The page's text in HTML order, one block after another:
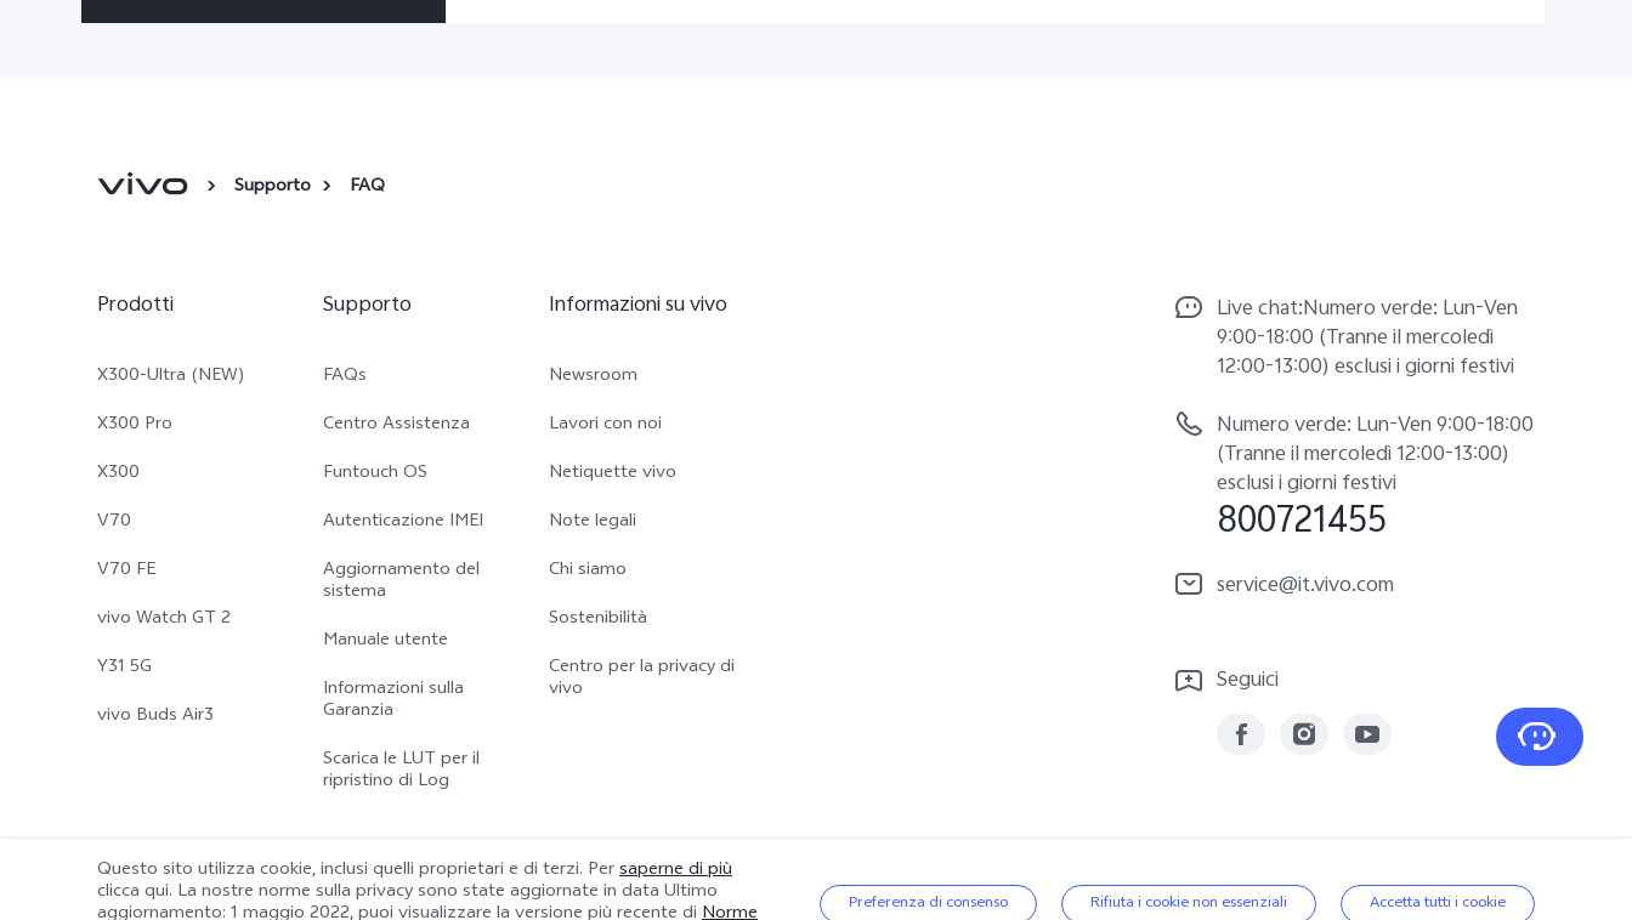
Supporto FAQ
Prodotti
X300-Ultra (NEW)
X300 Pro
X300
V70
V70 FE
vivo Watch GT 2
Y31 5G
vivo Buds Air3
Supporto
FAQs
Centro Assistenza
Funtouch OS
Autenticazione IMEI
Aggiornamento del
sistema
Manuale utente
Informazioni sulla
Garanzia
Scarica le LUT per il
ripristino di Log
Informazioni su vivo
Newsroom
Lavori con noi
Netiquette vivo
Note legali
Chi siamo
Sostenibilità
Centro per la privacy di
vivo
Live chat:Numero verde: Lun-Ven
9:00-18:00 (Tranne il mercoledì
12:00-13:00) esclusi i giorni festivi
Numero verde: Lun-Ven 9:00-18:00
(Tranne il mercoledì 12:00-13:00)
esclusi i giorni festivi
800721455
service@it.vivo.com
Seguici
© 2026 vivo Mobile Communication Co., Ltd. Tutti i diritti riservati. | Politica sulla riservatezza Gestione dei Cookie | Supporto per la privacy Politica sui dati |
Italia | Seleziona paese/regione
Questo sito utilizza cookie, inclusi quelli proprietari e di terzi. Persaperne di più
clicca qui. La nostre norme sulla privacy sono state aggiornate in data Ultimo Preferenza di consenso Rifiuta i cookie non essenziali Accetta tutti i cookie